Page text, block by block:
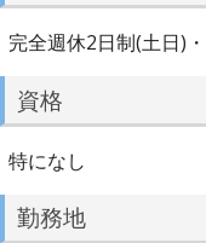
完全週休2日制(土日)
資格
特になし
勤務地